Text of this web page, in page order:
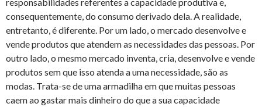
consequentemente, do consumo derivado dela. A realidade,
entretanto, é diferente. Por um lado, o mercado desenvolve e
vende produtos que atendem as necessidades das pessoas. Por
outro lado, o mesmo mercado inventa, cria, desenvolve e vende
produtos sem que isso atenda a uma necessidade, são as
modas. Trata-se de uma armadilha em que muitas pessoas
caem ao gastar mais dinheiro do que a sua capacidade